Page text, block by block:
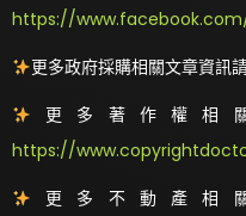
https://
更多政府採購相關文章資訊
更多著作權相
https://
更多不動產相